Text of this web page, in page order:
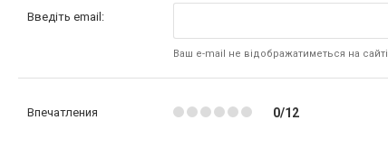
Введіть email:
Ваш e-mail не відображатиметься на сайті
Впечатления 0/12